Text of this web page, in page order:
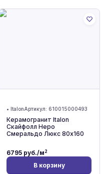
• ItalonАртикул: 610015000493
Керамогранит Italon
Скайфолл Неро
Смеральдо Люкс 80x160
6795 руб./м2
В корзину